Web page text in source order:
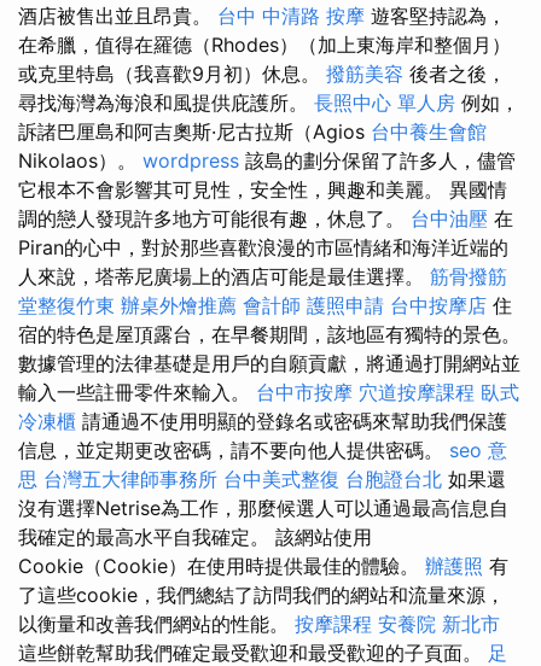
酒店被售出並且昂貴。 台中 中清路 按摩 遊客堅持認為，
在希臘，值得在羅德（Rhodes）（加上東海岸和整個月）
或克里特島（我喜歡9月初）休息。 撥筋美容 後者之後，
尋找海灣為海浪和風提供庇護所。 長照中心 單人房 例如，
訴諸巴厘島和阿吉奧斯·尼古拉斯（Agios 台中養生會館
Nikolaos）。 wordpress 該島的劃分保留了許多人，儘管
它根本不會影響其可見性，安全性，興趣和美麗。 異國情
調的戀人發現許多地方可能很有趣，休息了。 台中油壓 在
Piran的心中，對於那些喜歡浪漫的市區情緒和海洋近端的
人來說，塔蒂尼廣場上的酒店可能是最佳選擇。 筋骨撥筋
堂整復竹東 辦桌外燴推薦 會計師 護照申請 台中按摩店 住
宿的特色是屋頂露台，在早餐期間，該地區有獨特的景色。
數據管理的法律基礎是用戶的自願貢獻，將通過打開網站並
輸入一些註冊零件來輸入。 台中市按摩 穴道按摩課程 臥式
冷凍櫃 請通過不使用明顯的登錄名或密碼來幫助我們保護
信息，並定期更改密碼，請不要向他人提供密碼。 seo 意
思 台灣五大律師事務所 台中美式整復 台胞證台北 如果還
沒有選擇Netrise為工作，那麼候選人可以通過最高信息自
我確定的最高水平自我確定。 該網站使用
Cookie（Cookie）在使用時提供最佳的體驗。 辦護照 有
了這些cookie，我們總結了訪問我們的網站和流量來源，
以衡量和改善我們網站的性能。 按摩課程 安養院 新北市
這些餅乾幫助我們確定最受歡迎和最受歡迎的子頁面。 足